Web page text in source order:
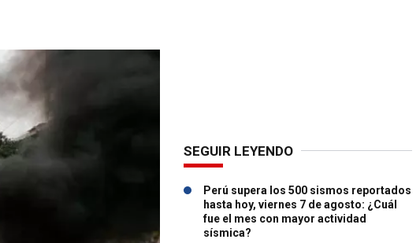
SEGUIR LEYENDO
Perú supera los 500 sismos reportados
hasta hoy, viernes 7 de agosto: ¿Cuál
fue el mes con mayor actividad
sísmica?